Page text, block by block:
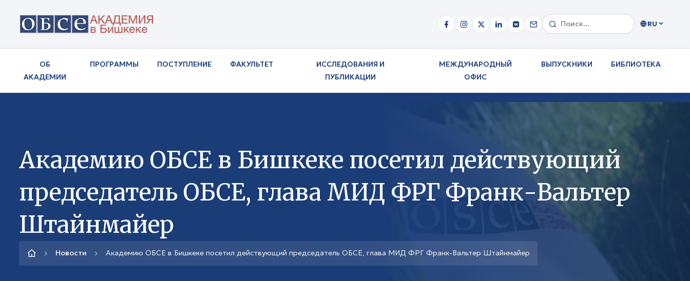
RU
ОБ
АКАДЕМИИ
ПРОГРАММЫ ПОСТУПЛЕНИЕ ФАКУЛЬТЕТ
ИССЛЕДОВАНИЯ И
ПУБЛИКАЦИИ
МЕЖДУНАРОДНЫЙ
ОФИС
ВЫПУСКНИКИ БИБЛИОТЕКА
Академию ОБСЕ в Бишкеке посетил действующий
председатель ОБСЕ, глава МИД ФРГ Франк-Вальтер
Штайнмайер
Новости Академию ОБСЕ в Бишкеке посетил действующий председатель ОБСЕ, глава МИД ФРГ Франк-Вальтер Штайнмайер